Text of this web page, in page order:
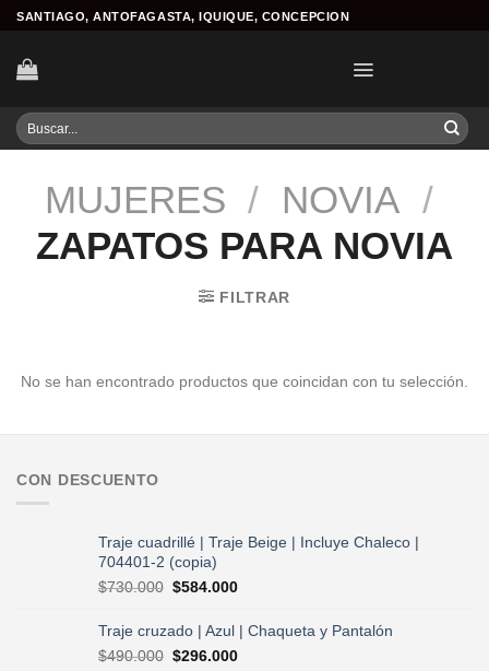
Skip
content
SANTIAGO, ANTOFAGASTA, IQUIQUE, CONCEPCION
Buscar
por:
MUJERES / NOVIA /
ZAPATOS PARA NOVIA
FILTRAR
No se han encontrado productos que coincidan con tu selección.
CON DESCUENTO
Traje cuadrillé | Traje Beige | Incluye Chaleco |
704401-2 (copia)
$730.000 El
original
era:
$730.000.
$584.000El
actual
es:
$584.000.
Traje cruzado | Azul | Chaqueta y Pantalón
$490.000 El
$296.000El